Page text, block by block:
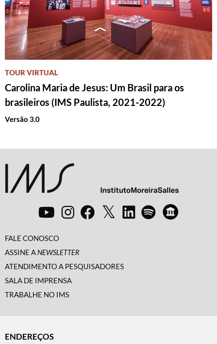
TOUR VIRTUAL
Carolina Maria de Jesus: Um Brasil para os
brasileiros (IMS Paulista, 2021-2022)
Versão 3.0
FALE CONOSCO
ASSINE A NEWSLETTER
ATENDIMENTO A PESQUISADORES
SALA DE IMPRENSA
TRABALHE NO IMS
ENDEREÇOS